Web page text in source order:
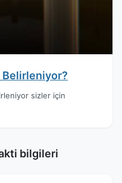
Belirleniyor?
sizler için
bilgileri